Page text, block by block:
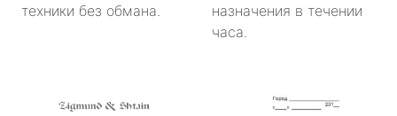
техники без обмана.
назначения в течении
часа.